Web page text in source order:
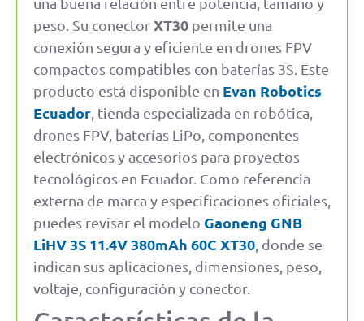
peso. Su conectorXT30 permite una
conexión segura y eficiente en drones FPV
compactos compatibles con baterías 3S. Este
producto está disponible en Evan Robotics
Ecuador , tienda especializada en robótica,
drones FPV, baterías LiPo, componentes
electrónicos y accesorios para proyectos
tecnológicos en Ecuador. Como referencia
externa de marca y especificaciones oficiales,
puedes revisar el modelo Gaoneng GNB
LiHV 3S 11.4V 380mAh 60C XT30 , donde se
indican sus aplicaciones, dimensiones, peso,
voltaje, configuración y conector.